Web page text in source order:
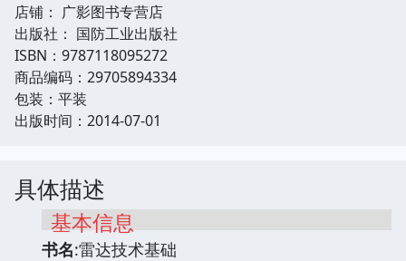
店铺： 广影图书专营店
出版社： 国防工业出版社
ISBN：9787118095272
商品编码：29705894334
包装：平装
出版时间：2014-07-01
具体描述
基本信息
书名:雷达技术基础